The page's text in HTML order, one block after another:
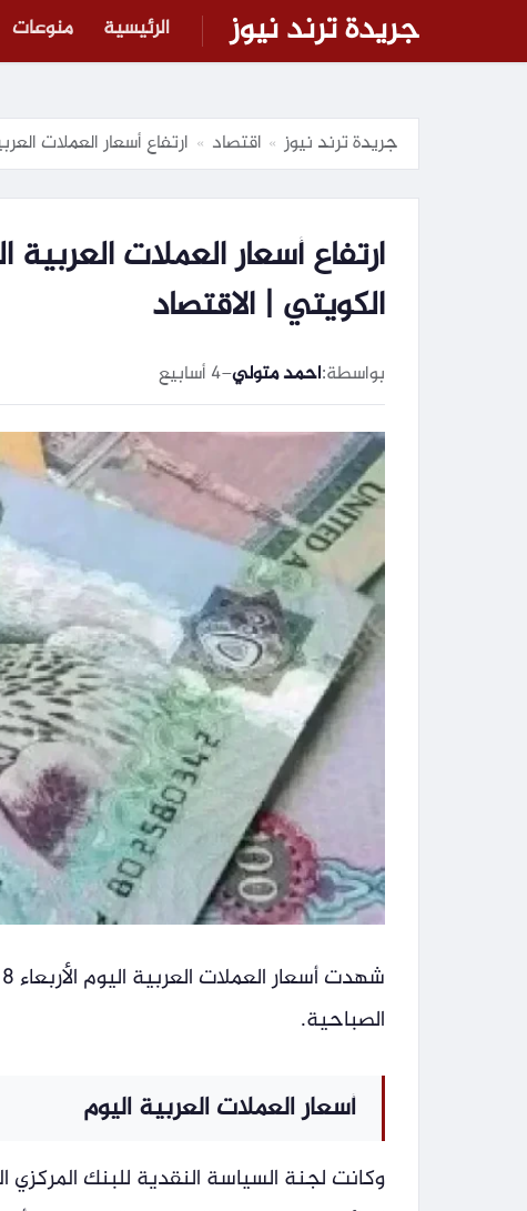
جريدة ترند نيوز الرئيسية منوعات
جريدة ترند نيوز » اقتصاد » ارتفاع أسعار العملات
ارتفاع أسعار العملات العربية
الكويتي | الاقتصاد
بواسطة:احمد متولي–4 أسابيع
الصباحية.
أسعار العملات العربية اليوم
وكانت لجنة السياسة النقدية للبنك